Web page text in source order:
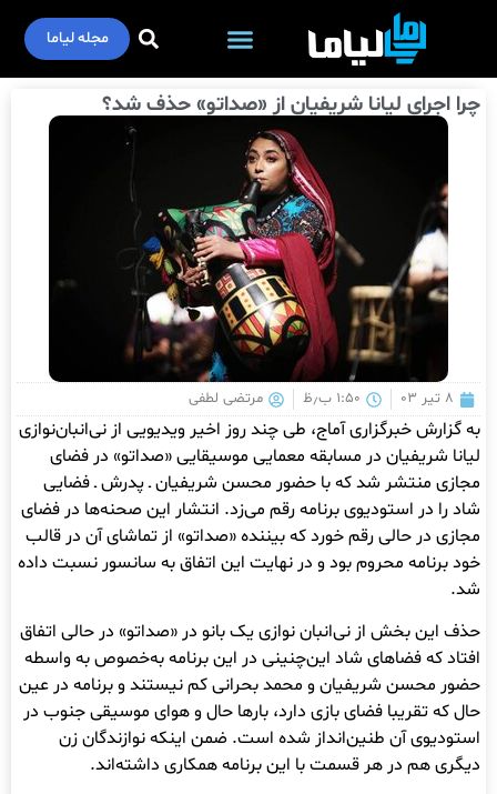
مجله لیاما
چرا اجرای لیانا شریفیان از «صداتو» حذف شد؟
۸ تیر ۰۳ ۱:۵۰ ب٫ظ مرتضی لطفی
به گزارش خبرگزاری آماج، طی چند روز اخیر ویدیویی از نی‌انبان‌نوازی
لیانا شریفیان در مسابقه معمایی موسیقایی «صداتو» در فضای
مجازی منتشر شد که با حضور محسن شریفیان ـ پدرش ـ فضایی
شاد را در استودیوی برنامه رقم می‌زد. انتشار این صحنه‌ها در فضای
مجازی در حالی رقم خورد که بیننده «صداتو» از تماشای آن در قالب
خود برنامه محروم بود و در نهایت این اتفاق به سانسور نسبت داده
شد.
حذف این بخش از نی‌انبان نوازی یک بانو در «صداتو» در حالی اتفاق
افتاد که فضاهای شاد این‌چنینی در این برنامه به‌خصوص به واسطه
حضور محسن شریفیان و محمد بحرانی کم نیستند و برنامه در عین
حال که تقریبا فضای بازی دارد، بارها حال و هوای موسیقی جنوب در
استودیوی آن طنین‌انداز شده است. ضمن اینکه نوازندگان زن
دیگری هم در هر قسمت با این برنامه همکاری داشته‌اند.